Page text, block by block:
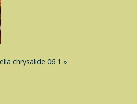
chrysalide 06 1 »